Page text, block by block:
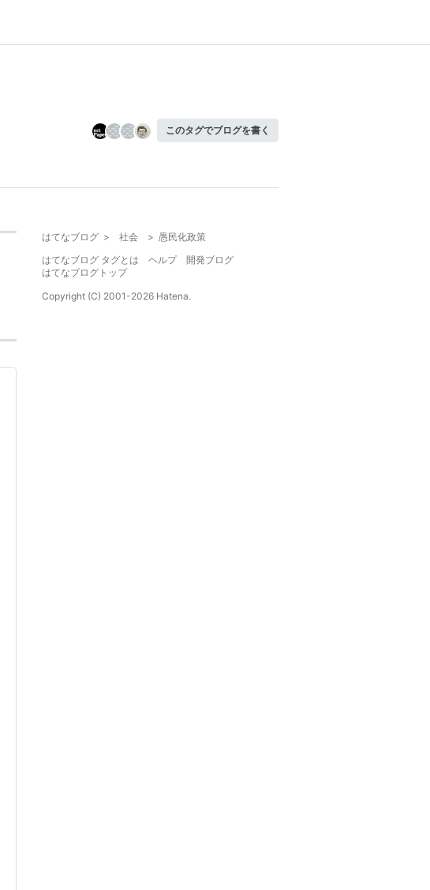
このタグでブログを書く
はてなブログ > 社会 > 愚民化政策
はてなブログ タグとは
ヘルプ
開発ブログ
はてなブログトップ
Copyright (C) 2001-2026 Hatena.